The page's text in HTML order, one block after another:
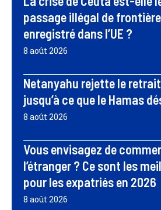
passage illégal de
enregistré dans l’UE ?
8 août 2026
Netanyahu rejette le retrait
jusqu’à ce que le Hamas
8 août 2026
Vous envisagez de
l’étranger ? Ce sont les
pour les expatriés en 2026
8 août 2026